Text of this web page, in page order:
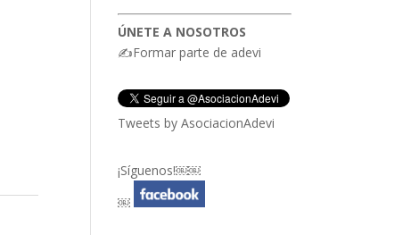
ÚNETE A NOSOTROS
✍Formar parte de adevi
Tweets by AsociacionAdevi
¡Síguenos!￼￼
￼